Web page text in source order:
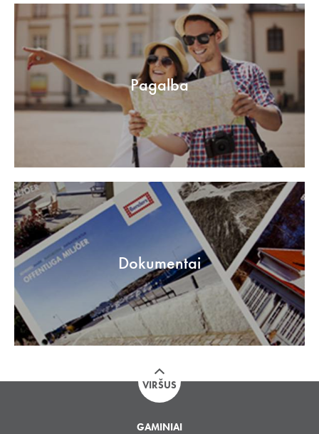
Pagalba
Dokumentai
VIRŠUS
GAMINIAI